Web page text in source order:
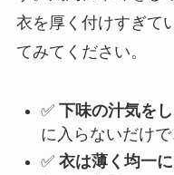
衣を厚く付けすぎ
てみてください。
✅ 下味の汁気を
に入らないだけ
✅ 衣は薄く均一に